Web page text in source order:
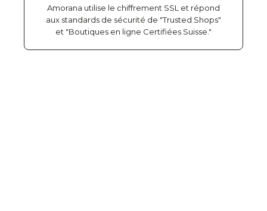
Amorana utilise le chiffrement SSL et répond
aux standards de sécurité de "Trusted Shops"
et "Boutiques en ligne Certifiées Suisse."